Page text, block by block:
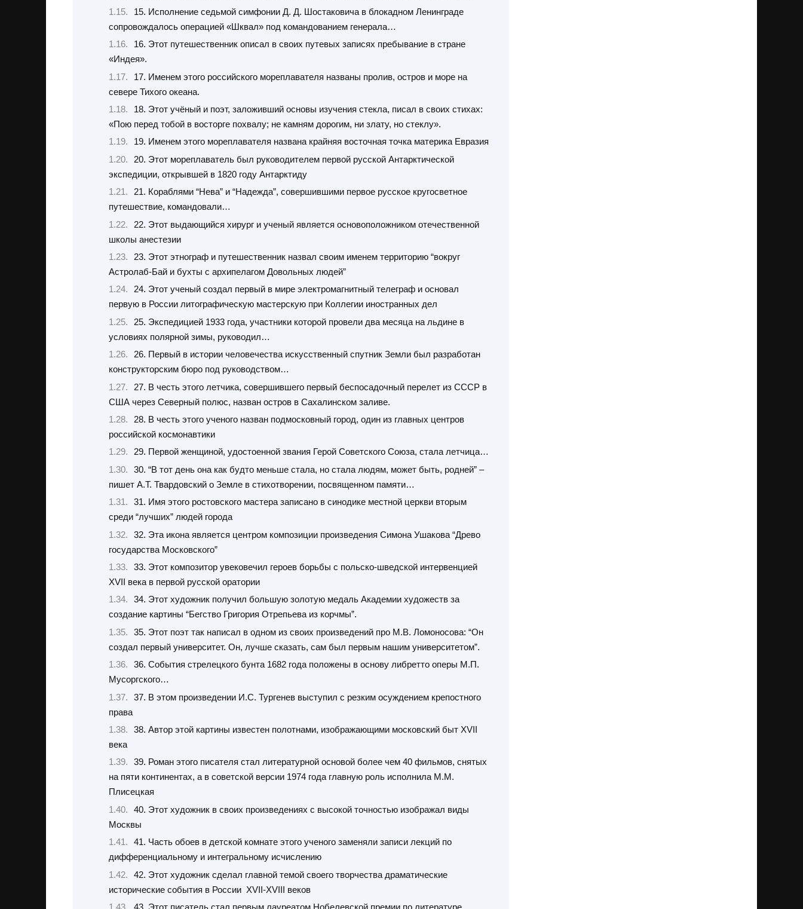
15. Исполнение седьмой симфонии Д. Д. Шостаковича в блокадном Ленинграде
сопровождалось операцией «Шквал» под командованием генерала…
16. Этот путешественник описал в своих путевых записях пребывание в стране
«Индея».
17. Именем этого российского мореплавателя названы пролив, остров и море на
севере Тихого океана.
18. Этот учёный и поэт, заложивший основы изучения стекла, писал в своих стихах:
«Пою перед тобой в восторге похвалу; не камням дорогим, ни злату, но стеклу».
19. Именем этого мореплавателя названа крайняя восточная точка материка Евразия
20. Этот мореплаватель был руководителем первой русской Антарктической
экспедиции, открывшей в 1820 году Антарктиду
21. Кораблями “Нева” и “Надежда”, совершившими первое русское кругосветное
путешествие, командовали…
22. Этот выдающийся хирург и ученый является основоположником отечественной
школы анестезии
23. Этот этнограф и путешественник назвал своим именем территорию “вокруг
Астролаб-Бай и бухты с архипелагом Довольных людей”
24. Этот ученый создал первый в мире электромагнитный телеграф и основал
первую в России литографическую мастерскую при Коллегии иностранных дел
25. Экспедицией 1933 года, участники которой провели два месяца на льдине в
условиях полярной зимы, руководил…
26. Первый в истории человечества искусственный спутник Земли был разработан
конструкторским бюро под руководством…
27. В честь этого летчика, совершившего первый беспосадочный перелет из СССР в
США через Северный полюс, назван остров в Сахалинском заливе.
28. В честь этого ученого назван подмосковный город, один из главных центров
российской космонавтики
29. Первой женщиной, удостоенной звания Герой Советского Союза, стала летчица…
30. “В тот день она как будто меньше стала, но стала людям, может быть, родней” –
пишет А.Т. Твардовский о Земле в стихотворении, посвященном памяти…
31. Имя этого ростовского мастера записано в синодике местной церкви вторым
среди “лучших” людей города
32. Эта икона является центром композиции произведения Симона Ушакова “Древо
государства Московского”
33. Этот композитор увековечил героев борьбы с польско-шведской интервенцией
XVII века в первой русской оратории
34. Этот художник получил большую золотую медаль Академии художеств за
создание картины “Бегство Григория Отрепьева из корчмы”.
35. Этот поэт так написал в одном из своих произведений про М.В. Ломоносова: “Он
создал первый университет. Он, лучше сказать, сам был первым нашим университетом”.
36. События стрелецкого бунта 1682 года положены в основу либретто оперы М.П.
Мусоргского…
37. В этом произведении И.С. Тургенев выступил с резким осуждением крепостного
права
38. Автор этой картины известен полотнами, изображающими московский быт XVII
века
39. Роман этого писателя стал литературной основой более чем 40 фильмов, снятых
на пяти континентах, а в советской версии 1974 года главную роль исполнила М.М.
Плисецкая
40. Этот художник в своих произведениях с высокой точностью изображал виды
Москвы
41. Часть обоев в детской комнате этого ученого заменяли записи лекций по
дифференциальному и интегральному исчислению
42. Этот художник сделал главной темой своего творчества драматические
исторические события в России XVII-XVIII веков